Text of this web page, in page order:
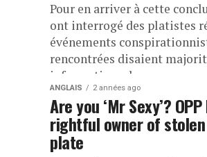
Pour en arriver à cette
ont interrogé des platistes
événements
rencontrées disaient
informations de...
ANGLAIS 2 années ago
Are you ‘Mr Sexy’?
rightful owner of
plate